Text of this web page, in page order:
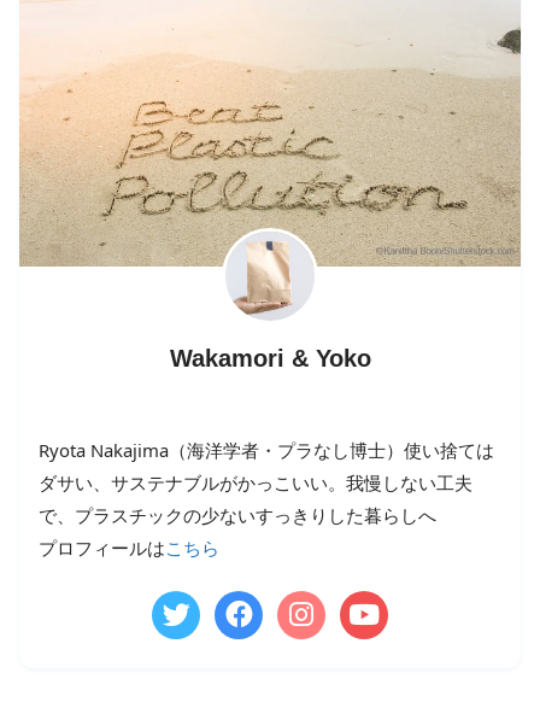
Wakamori & Yoko
Ryota Nakajima（海洋学者・プラなし博士）使い捨ては
ダサい、サステナブルがかっこいい。我慢しない工夫
で、プラスチックの少ないすっきりした暮らしへ
プロフィールはこちら